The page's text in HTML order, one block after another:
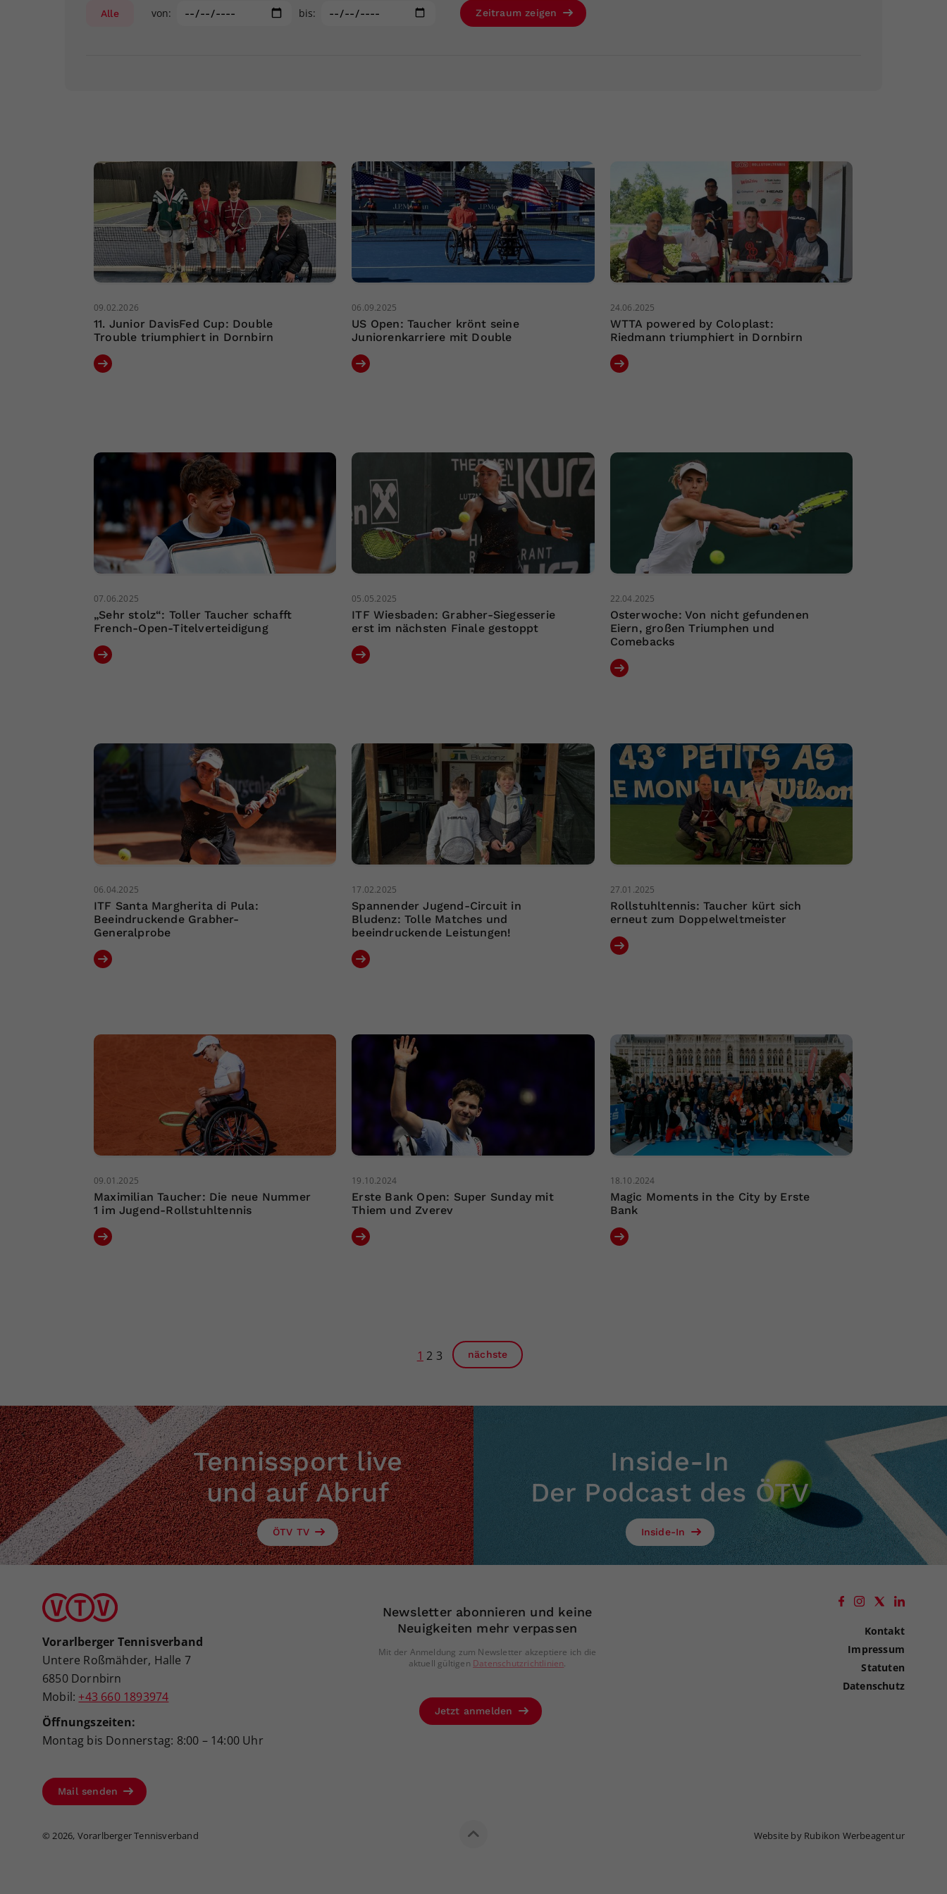
Alle von: bis: Zeitraum zeigen
09.02.2026
11. Junior DavisFed Cup: Double
Trouble triumphiert in Dornbirn
06.09.2025
US Open: Taucher krönt seine
Juniorenkarriere mit Double
24.06.2025
WTTA powered by Coloplast:
Riedmann triumphiert in Dornbirn
07.06.2025
„Sehr stolz“: Toller Taucher schafft
French-Open-Titelverteidigung
05.05.2025
ITF Wiesbaden: Grabher-Siegesserie
erst im nächsten Finale gestoppt
22.04.2025
Osterwoche: Von nicht gefundenen
Eiern, großen Triumphen und
Comebacks
06.04.2025
ITF Santa Margherita di Pula:
Beeindruckende Grabher-
Generalprobe
17.02.2025
Spannender Jugend-Circuit in
Bludenz: Tolle Matches und
beeindruckende Leistungen!
27.01.2025
Rollstuhltennis: Taucher kürt sich
erneut zum Doppelweltmeister
09.01.2025
Maximilian Taucher: Die neue Nummer
1 im Jugend-Rollstuhltennis
19.10.2024
Erste Bank Open: Super Sunday mit
Thiem und Zverev
18.10.2024
Magic Moments in the City by Erste
Bank
1 2 3 nächste
Tennissport live
und auf Abruf
ÖTV TV
Inside-In
Der Podcast des ÖTV
Inside-In
Vorarlberger Tennisverband
Untere Roßmähder, Halle 7
6850 Dornbirn
Mobil: +43 660 1893974
Öffnungszeiten:
Montag bis Donnerstag: 8:00 – 14:00 Uhr
Mail senden
Newsletter abonnieren und keine
Neuigkeiten mehr verpassen
Mit der Anmeldung zum Newsletter akzeptiere ich die
aktuell gültigen Datenschutzrichtlinien.
Jetzt anmelden
Kontakt
Impressum
Statuten
Datenschutz
©2026, Vorarlberger Tennisverband Website by Rubikon Werbeagentur
Ihrer vorgenommen Einstellungen, falls der